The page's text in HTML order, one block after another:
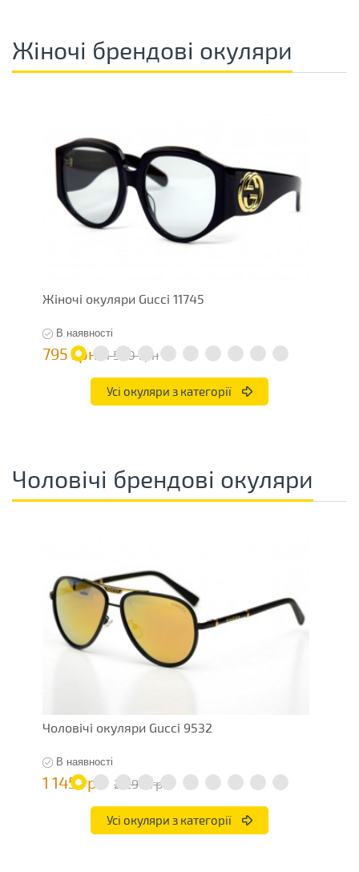
Жіночі брендові окуляри
Жіночі окуляри Gucci 11745
В наявності
795 грн 1 590 грн
Усі окуляри з категорії
Чоловічі брендові окуляри
Чоловічі окуляри Gucci 9532
В наявності
1 145 грн 2 290 грн
Усі окуляри з категорії